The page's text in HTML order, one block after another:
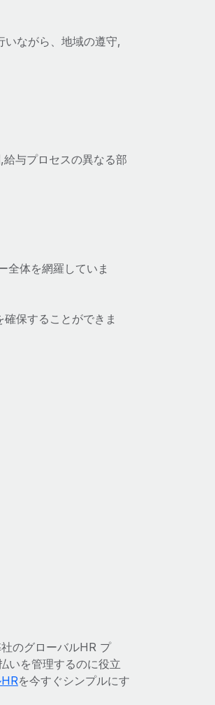
いながら、地域の遵守,
与プロセスの異なる部
全体を網羅していま
保することができま
のグローバルHR プ
いを管理するのに役立
を今すぐシンプルにす